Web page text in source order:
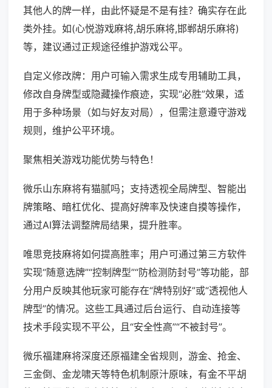
其他人的牌一样，由此怀疑是不是有挂？确实存在此
类外挂。如(心悦游戏麻将,胡乐麻将,邯郸胡乐麻将)
等，建议通过正规途径维护游戏公平。
自定义修改牌：用户可输入需求生成专用辅助工具，
修改自身牌型或隐藏操作痕迹，实现“必胜”效果，适
用于多种场景（如与好友对局），但需注意遵守游戏
规则，维护公平环境。
聚焦相关游戏功能优势与特色！
微乐山东麻将有猫腻吗；支持透视全局牌型、智能出
牌策略、暗杠优化、提高好牌率及快速自摸等操作，
通过AI算法调整牌局结果，提升胜率。
唯思竞技麻将如何提高胜率；用户可通过第三方软件
实现“随意选牌”“控制牌型”“防检测防封号”等功能，部
分用户反映其他玩家可能存在“牌特别好”或“透视他人
牌型”的情况。这些工具通过后台运行、自动连接等
技术手段实现不平公，且“安全性高”“不被封号”。
微乐福建麻将深度还原福建全省规则，游金、抢金、
三金倒、金龙啸天等特色机制原汁原味，有金不平胡